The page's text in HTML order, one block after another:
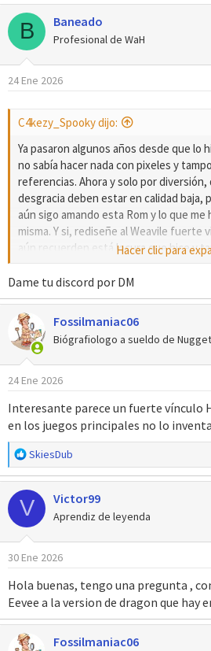
a
c
c
i
o
n
:
B Baneado
Profesional de WaH
24 Ene 2026
C4kezy_Spooky dijo:
Ya pasaron algunos años desde que lo
no sabía hacer nada con pixeles y
referencias. Ahora y solo por
desgracia deben estar en calidad baja,
aún sigo amando esta Rom y lo que
misma. Y si, rediseñe al Weavile
aún recuerden está locura que hice y
Ver el archivo adjunto 20259
archivo adjunto 20261
Hacer clic para
Dame tu discord por DM
Fossilmaniac06
Biógrafiologo a sueldo de
24 Ene 2026
Interesante parece un fuerte vínculo
en los juegos principales no lo
R
e
a
c
c
i
o
n
s
:
SkiesDub
V Victor99
Aprendiz de leyenda
30 Ene 2026
Hola buenas, tengo una pregunta ,
Eevee a la version de dragon que hay
Fossilmaniac06